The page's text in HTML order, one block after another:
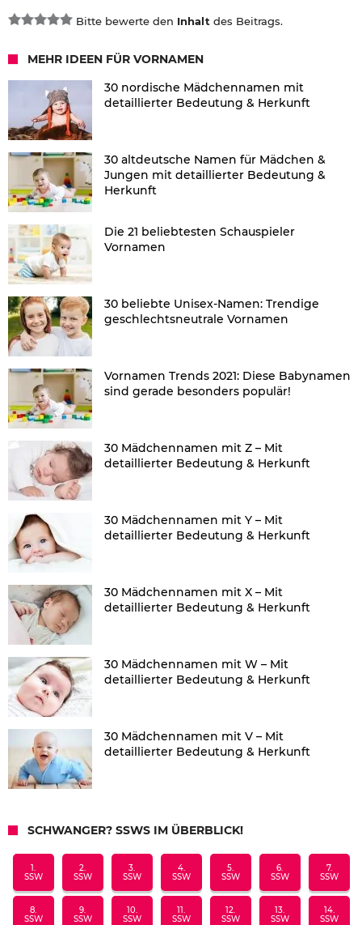
Bitte bewerte den Inhalt des Beitrags.
MEHR IDEEN FÜR VORNAMEN
30 nordische Mädchennamen mit
detaillierter Bedeutung & Herkunft
30 altdeutsche Namen für Mädchen &
Jungen mit detaillierter Bedeutung &
Herkunft
Die 21 beliebtesten Schauspieler
Vornamen
30 beliebte Unisex-Namen: Trendige
geschlechtsneutrale Vornamen
Vornamen Trends 2021: Diese Babynamen
sind gerade besonders populär!
30 Mädchennamen mit Z – Mit
detaillierter Bedeutung & Herkunft
30 Mädchennamen mit Y – Mit
detaillierter Bedeutung & Herkunft
30 Mädchennamen mit X – Mit
detaillierter Bedeutung & Herkunft
30 Mädchennamen mit W – Mit
detaillierter Bedeutung & Herkunft
30 Mädchennamen mit V – Mit
detaillierter Bedeutung & Herkunft
SCHWANGER? SSWS IM ÜBERBLICK!
1.
SSW
2.
SSW
3.
SSW
4.
SSW
5.
SSW
6.
SSW
7.
SSW
8.
SSW
9.
SSW
10.
SSW
11.
SSW
12.
SSW
13.
SSW
14.
SSW